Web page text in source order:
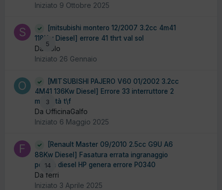
Iniziato 9 Ottobre 2025
5
[mitsubishi montero 12/2007 3.2cc 4m41
118Kw Diesel] errore 41 thrt val sol
Da Solo
Iniziato 26 Gennaio
3
[MITSUBISHI PAJERO V60 01/2002 3.2cc
4M41 136Kw Diesel] Errore 33 interruttore 2
modalità t\f
Da OfficinaGalfo
Iniziato 6 Maggio 2025
14
[Renault Master 09/2010 2.5cc G9U A6
88Kw Diesel] Fasatura errata ingranaggio
pompa diesel HP genera errore P0340
Da ferri
Iniziato 3 Aprile 2025